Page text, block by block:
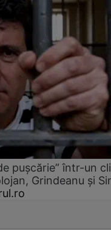
pușcărie” într-un
Grindeanu și